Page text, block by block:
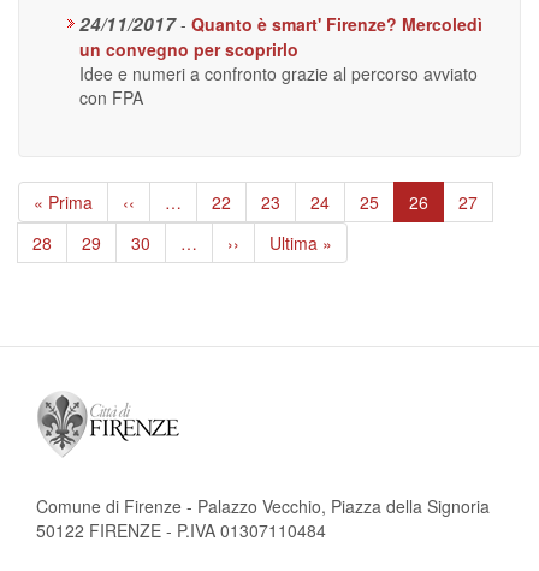
24/11/2017 - Quanto è smart' Firenze? Mercoledì
un convegno per scoprirlo
Idee e numeri a confronto grazie al percorso avviato
con FPA
Paginazione
Prima
pagina
« Prima
Pagina
precedente
‹‹ … Page
22 Page
23 Page
24 Page
25
Pagina
attuale
26 Page
27
Page
28 Page
29 Page
30 …
Pagina
successiva
››
Ultima
pagina
Ultima »
Comune di Firenze - Palazzo Vecchio, Piazza della Signoria
50122 FIRENZE - P.IVA 01307110484